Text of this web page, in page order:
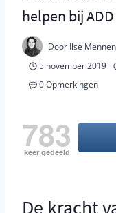
helpen bij
Door Ilse
5 november 2019
0 Opmerkingen
783
keer gedeeld
De kracht